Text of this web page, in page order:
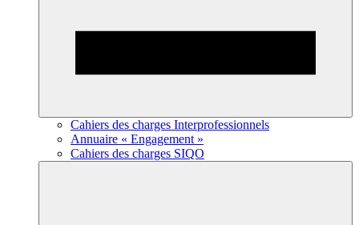
Cahiers des charges Interprofessionnels
Annuaire « Engagement »
Cahiers des charges SIQO